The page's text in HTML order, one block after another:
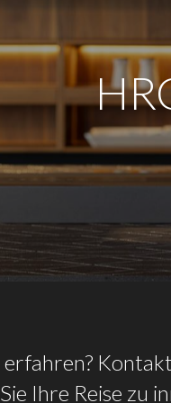
erfahren?
Sie Ihre Reise zu